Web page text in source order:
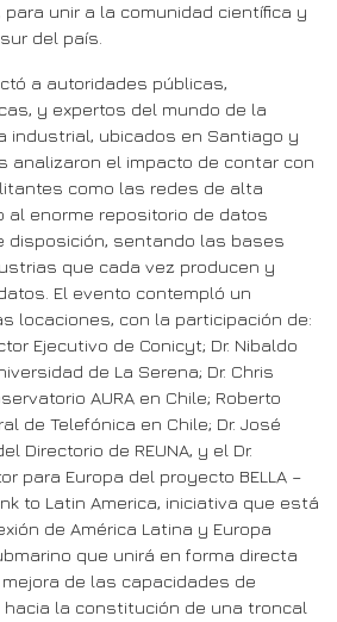
para unir a la comunidad científica y
del país.
a autoridades públicas,
y expertos del mundo de la
industrial, ubicados en Santiago y
analizaron el impacto de contar con
como las redes de alta
al enorme repositorio de datos
disposición, sentando las bases
que cada vez producen y
El evento contempló un
locaciones, con la participación de:
Ejecutivo de Conicyt; Dr. Nibaldo
de La Serena; Dr. Chris
AURA en Chile; Roberto
de Telefónica en Chile; Dr. José
Directorio de REUNA, y el Dr.
para Europa del proyecto BELLA –
to Latin America, iniciativa que está
de América Latina y Europa
que unirá en forma directa
de las capacidades de
hacia la constitución de una troncal